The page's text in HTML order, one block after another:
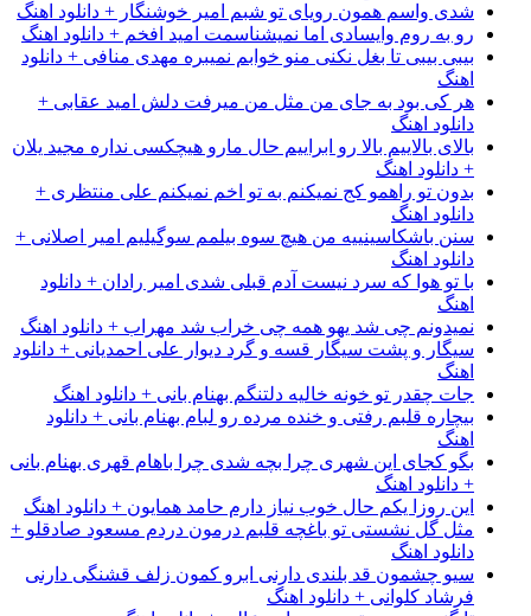
شدی واسم همون رویای تو شبم امیر خوشنگار + دانلود اهنگ
رو به روم وایسادی اما نمیشناسمت امید افخم + دانلود اهنگ
بیبی بیبی تا بغل نکنی منو خوابم نمیبره مهدی منافی + دانلود
اهنگ
هر کی بود به جای من مثل من میرفت دلش امید عقابی +
دانلود اهنگ
بالای بالاییم بالا رو ابراییم حال مارو هیچکسی نداره مجید یلان
+ دانلود اهنگ
بدون تو راهمو کج نمیکنم به تو اخم نمیکنم علی منتظری +
دانلود اهنگ
سنن باشکاسینییه من هیچ سوه بیلمم سوگیلیم امیر اصلانی +
دانلود اهنگ
با تو هوا که سرد نیست آدم قبلی شدی امیر رادان + دانلود
اهنگ
نمیدونم چی شد یهو همه چی خراب شد مهراب + دانلود اهنگ
سیگار و پشت سیگار قسه و گرد دیوار علی احمدیانی + دانلود
اهنگ
جات چقدر تو خونه خالیه دلتنگم بهنام بانی + دانلود اهنگ
بیچاره قلبم رفتی و خنده مرده رو لبام بهنام بانی + دانلود
اهنگ
بگو کجای این شهری چرا بچه شدی چرا باهام قهری بهنام بانی
+ دانلود اهنگ
این روزا یکم حال خوب نیاز دارم حامد همایون + دانلود اهنگ
مثل گل نشستی تو باغچه قلبم درمون دردم مسعود صادقلو +
دانلود اهنگ
سیو چشمون قد بلندی دارنی ابرو کمون زلف قشنگی دارنی
فرشاد کلوانی + دانلود اهنگ